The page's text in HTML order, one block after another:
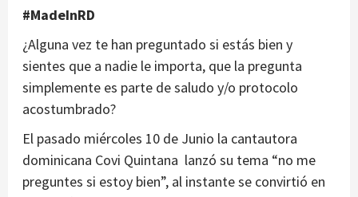
#MadeInRD
¿Alguna vez te han preguntado si estás bien y
sientes que a nadie le importa, que la pregunta
simplemente es parte de saludo y/o protocolo
acostumbrado?
El pasado miércoles 10 de Junio la cantautora
dominicana Covi Quintana lanzó su tema “no me
preguntes si estoy bien”, al instante se convirtió en